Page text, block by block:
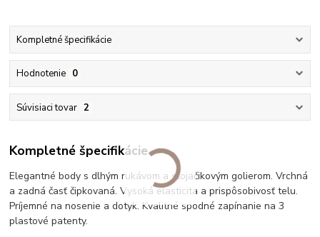
Kompletné špecifikácie
Hodnotenie 0
Súvisiaci tovar 2
Kompletné špecifikácie
Elegantné body s dlhým rukávom a stojačikovým golierom. Vrchná
a zadná časť čipkovaná. Vysoká elasticita a prispôsobivosť telu.
Príjemné na nosenie a dotyk. Kvalitné spodné zapínanie na 3
plastové patenty.